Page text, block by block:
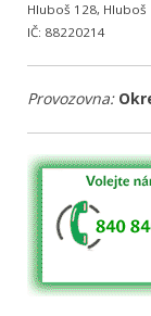
Hluboš 128, Hluboš
IČ: 88220214
Provozovna: